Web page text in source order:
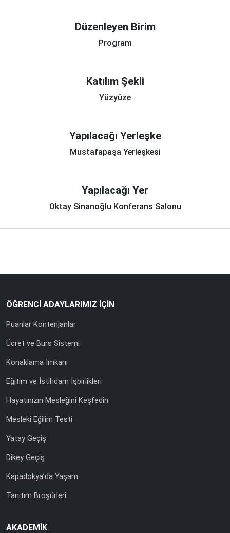
Düzenleyen Birim
Program
Katılım Şekli
Yüzyüze
Yapılacağı Yerleşke
Mustafapaşa Yerleşkesi
Yapılacağı Yer
Oktay Sinanoğlu Konferans Salonu
ÖĞRENCİ ADAYLARIMIZ İÇİN
Puanlar Kontenjanlar
Ücret ve Burs Sistemi
Konaklama İmkanı
Eğitim ve İstihdam İşbirlikleri
Hayatınızın Mesleğini Keşfedin
Mesleki Eğilim Testi
Yatay Geçiş
Dikey Geçiş
Kapadokya’da Yaşam
Tanıtım Broşürleri
AKADEMİK